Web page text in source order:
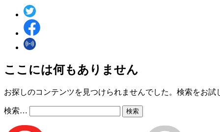
ここには何もありません
お探しのコンテンツを見つけられませんでした。検索をお試
検索…